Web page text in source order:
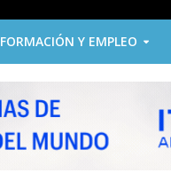
FORMACIÓN Y EMPLEO